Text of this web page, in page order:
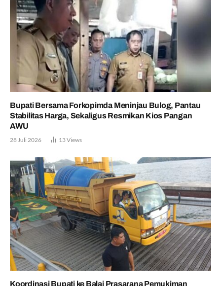
Bupati Bersama Forkopimda Meninjau Bulog, Pantau
Stabilitas Harga, Sekaligus Resmikan Kios Pangan
AWU
28 Juli 2026 13Views
Koordinasi Bupati ke Balai Prasarana Pemukiman